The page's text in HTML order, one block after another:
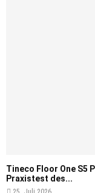
Tineco Floor One S5
Praxistest des...